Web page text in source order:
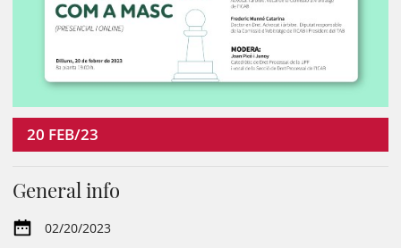
20 FEB/23
General info
02/20/2023